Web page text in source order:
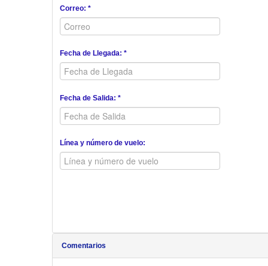
Correo: *
Fecha de Llegada: *
Fecha de Salida: *
Línea y número de vuelo:
Comentarios